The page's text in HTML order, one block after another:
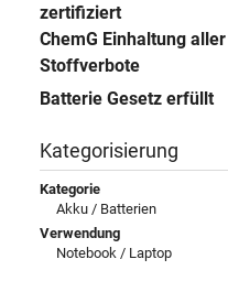
zertifiziert
ChemG Einhaltung aller
Stoffverbote
Batterie Gesetz erfüllt
Kategorisierung
Kategorie
Akku / Batterien
Verwendung
Notebook / Laptop